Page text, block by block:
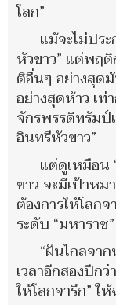
โลก”
แม้จะไม่ปร
หัวขาว” แต่พฤ
ติอื่นๆ อย่างสุด
อย่างสุดห้าว เท่
จักรพรรดิทรัมป์
อินทรีหัวขาว”
แต่ดูเหมือน
ขาว จะมีเป้าห
ต้องการให้โลก
ระดับ “มหาราช”
“ฝันไกลจา
เวลาอีกสองปีก
ให้โลกจารึก” ใ